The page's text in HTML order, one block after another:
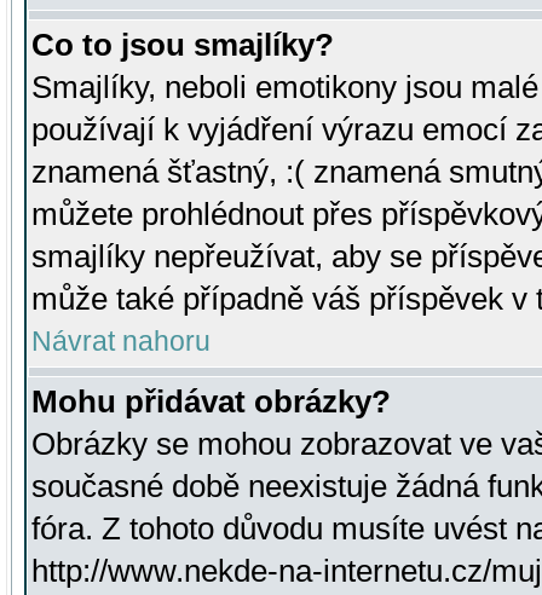
Co to jsou smajlíky?
Smajlíky, neboli emotikony jsou
používají k vyjádření výrazu emocí
znamená šťastný, :( znamená
můžete prohlédnout přes
smajlíky nepřeužívat, aby se
může také případně váš příspěvek v
Návrat nahoru
Mohu přidávat obrázky?
Obrázky se mohou zobrazovat ve
současné době neexistuje žádná
fóra. Z tohoto důvodu musíte uvést
http://www.nekde-na-internetu.cz/